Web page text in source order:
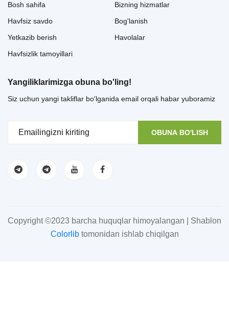
Bosh sahifa
Havfsiz savdo
Yetkazib berish
Havfsizlik tamoyillari
Bizning hizmatlar
Bog'lanish
Havolalar
Yangiliklarimizga obuna bo'ling!
Siz uchun yangi takliflar bo'lganida email orqali habar yuboramiz
OBUNA BO'LISH
Copyright ©2023 barcha huquqlar himoyalangan | Shablon
Colorlibtomonidan ishlab chiqilgan